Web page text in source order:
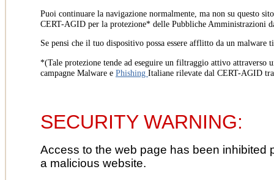
Puoi continuare la navigazione normalmente, ma non su questo
CERT-AGID per la protezione* delle Pubbliche Amministrazioni
Se pensi che il tuo dispositivo possa essere afflitto da un
*(Tale protezione tende ad eseguire un filtraggio attivo
campagne Malware e Phishing Italiane rilevate dal CERT-AGID
SECURITY WARNING:
Access to the web page has been
a malicious website.